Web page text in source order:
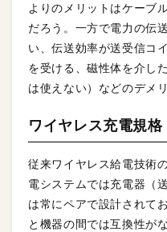
よりのメリットはケーブ
だろう。一方で電力の伝
い、伝送効率が送受信コ
を受ける、磁性体を介し
は使えない）などのデメ
ワイヤレス充電規
従来ワイヤレス給電技術
電システムでは充電器（
は常にペアで設計されて
と機器の間では互換性が